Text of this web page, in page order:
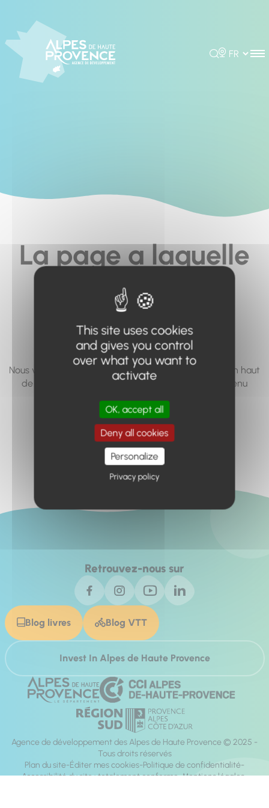
Rechercher
Choisir la
La page a laquelle
vous cherchez à
accéder n'existe
pas... ou plus.
Nous vous invitons à utiliser le moteur de recherche en haut
de page, ou à utiliser le menu pour trouver le contenu
Retour à l'accueil
Retrouvez-nous sur
Blog livres Blog VTT
Invest In Alpes de Haute Provence
Agence de développement des Alpes de Haute Provence © 2025 -
Tous droits réservés
Plan du site Éditer mes cookies Politique de confidentialité
Accessibilité du site : totalement conforme Mentions légales
This site uses cookies
and gives you control
over what you want to
activate
OK, accept all
Deny all cookies
Personalize
Privacy policy